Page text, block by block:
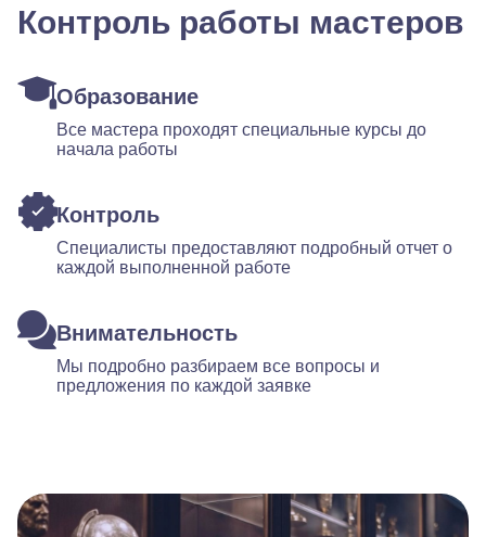
Контроль работы мастеров
Образование
Все мастера проходят специальные курсы до
начала работы
Контроль
Специалисты предоставляют подробный отчет о
каждой выполненной работе
Внимательность
Мы подробно разбираем все вопросы и
предложения по каждой заявке